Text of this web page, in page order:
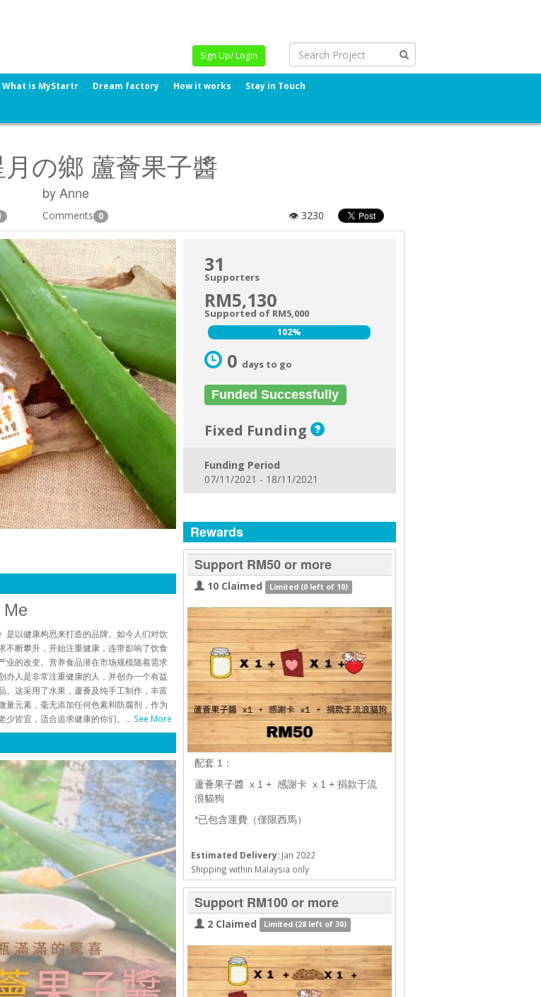
Sign Up/ Login
What is MyStartr Dream factory How it works
Stay in Touch
の鄉 蘆薈果子醬
by Anne
Comments 0 👁 3230
Me
是以健康构思来打造的品牌。如今人们对饮
不断攀升，开始注重健康，连带影响了饮食
业的改变。营养食品潜在市场规模随着需求
办人是非常注重健康的人，并创办一个有益
。这采用了水果，蘆薈及纯手工制作，丰富
量元素，毫无添加任何色素和防腐剂，作为
少皆宜，适合追求健康的你们。... See More
31
Supporters
RM5,130
Supported of RM5,000
102%
102%
0 days to go
Funded Successfully
Fixed Funding
Funding Period
07/11/2021 - 18/11/2021
Rewards
Support RM50 or more
10 Claimed Limited (0 left of 10)
配套 1：
蘆薈果子醬 x 1 + 感謝卡 x 1 + 捐款于流
浪貓狗
*已包含運費（僅限西馬）
Estimated Delivery: Jan 2022
Shipping within Malaysia only
Support RM100 or more
2 Claimed Limited (28 left of 30)